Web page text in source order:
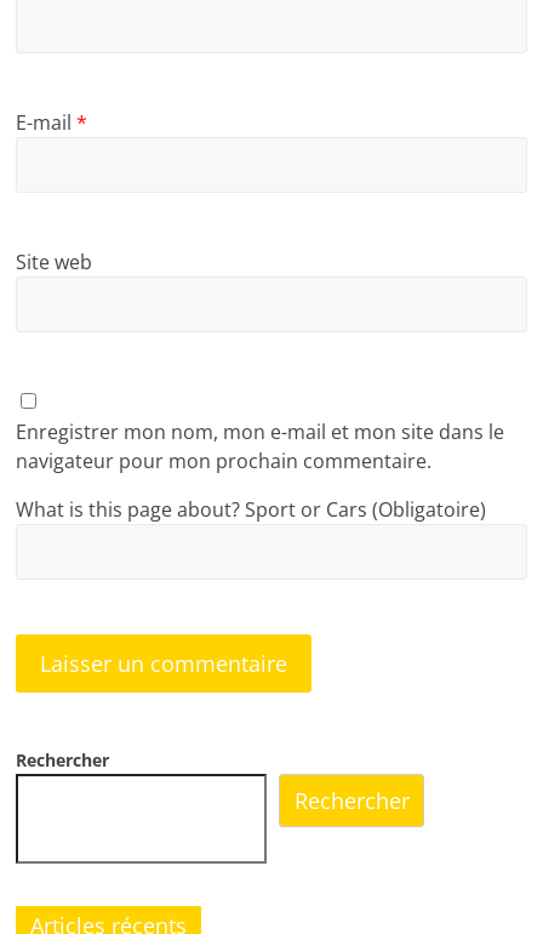
E-mail*
Site web
Enregistrer mon nom, mon e-mail et mon site dans le
navigateur pour mon prochain commentaire.
What is this page about? Sport or Cars (Obligatoire)
Rechercher
Rechercher
Articles récents